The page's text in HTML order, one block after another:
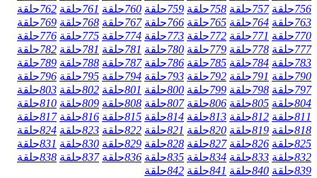
756حلقة 757حلقة 758حلقة 759حلقة 760حلقة 761حلقة 762حلقة
763حلقة 764حلقة 765حلقة 766حلقة 767حلقة 768حلقة 769حلقة
770حلقة 771حلقة 772حلقة 773حلقة 774حلقة 775حلقة 776حلقة
777حلقة 778حلقة 779حلقة 780حلقة 781حلقة 781حلقة 782حلقة
783حلقة 784حلقة 785حلقة 786حلقة 787حلقة 788حلقة 789حلقة
790حلقة 791حلقة 792حلقة 793حلقة 794حلقة 795حلقة 796حلقة
797حلقة 798حلقة 799حلقة 800حلقة 801حلقة 802حلقة 803حلقة
804حلقة 805حلقة 806حلقة 807حلقة 808حلقة 809حلقة 810حلقة
811حلقة 812حلقة 813حلقة 814حلقة 815حلقة 816حلقة 817حلقة
818حلقة 819حلقة 820حلقة 821حلقة 822حلقة 823حلقة 824حلقة
825حلقة 826حلقة 827حلقة 828حلقة 829حلقة 830حلقة 831حلقة
832حلقة 833حلقة 834حلقة 835حلقة 836حلقة 837حلقة 838حلقة
839حلقة 840حلقة 841حلقة 842حلقة